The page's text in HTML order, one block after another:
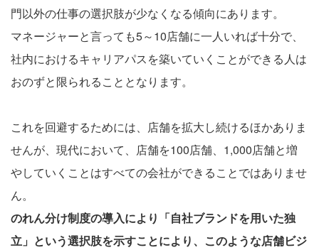
門以外の仕事の選択肢が少なくなる傾向にあります。
マネージャーと言っても5～10店舗に一人いれば十分で、
社内におけるキャリアパスを築いていくことができる人は
おのずと限られることとなります。
これを回避するためには、店舗を拡大し続けるほかありま
せんが、現代において、店舗を100店舗、1,000店舗と増
やしていくことはすべての会社ができることではありませ
ん。
のれん分け制度の導入により「自社ブランドを用いた独
立」という選択肢を示すことにより、このような店舗ビジ